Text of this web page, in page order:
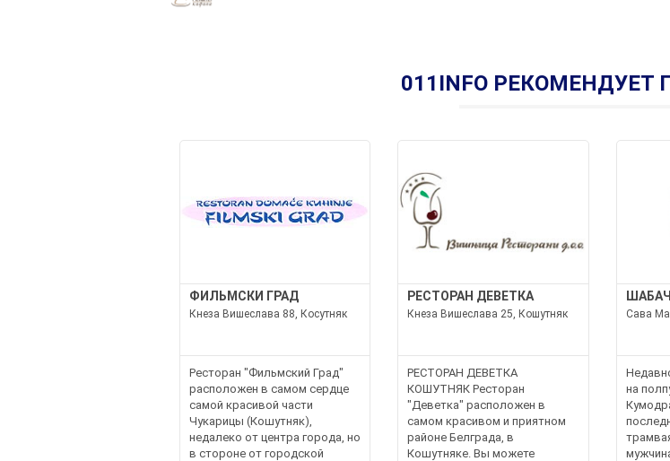
011INFO РЕКОМЕНДУЕТ
ФИЛЬМСКИ ГРАД
Кнеза Вишеслава 88, Косутняк
Ресторан "Фильмский Град"
расположен в самом сердце
самой красивой части
Чукарицы (Кошутняк),
недалеко от центра города, но
в стороне от городской
РЕСТОРАН ДЕВЕТКА
Кнеза Вишеслава 25, Кошутняк
РЕСТОРАН ДЕВЕТКА
КОШУТНЯК Ресторан
"Деветка" расположен в
самом красивом и приятном
районе Белграда, в
Кошутняке. Вы можете
Сава
на